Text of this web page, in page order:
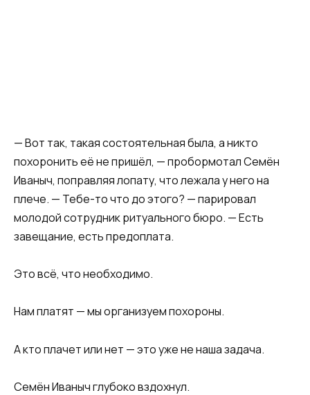
— Вот так, такая состоятельная была, а никто
похоронить её не пришёл, — пробормотал Семён
Иваныч, поправляя лопату, что лежала у него на
плече. — Тебе-то что до этого? — парировал
молодой сотрудник ритуального бюро. — Есть
завещание, есть предоплата.
Это всё, что необходимо.
Нам платят — мы организуем похороны.
А кто плачет или нет — это уже не наша задача.
Семён Иваныч глубоко вздохнул.